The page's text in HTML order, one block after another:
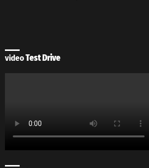
videoTest Drive